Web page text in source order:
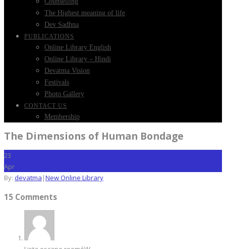
The Highest meaning of life
Dev Sadhna
PUBLICATIONS
Online Library English
Online Library – Hindi
Devatma Vision
Festivals
Photo Gallery
CONTACT US
Membership
The Dimensions of Human Bondage
23
Apr
By: devatma |New Online Library
15 Comments